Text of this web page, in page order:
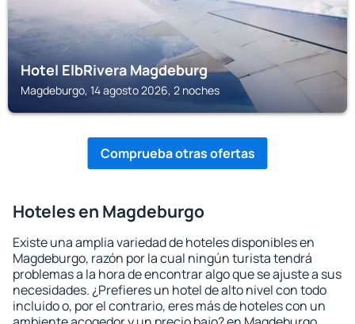
Hotel ElbRivera Magdeburg
Magdeburgo, 14 agosto 2026, 2 noches
Comprueba otras ofertas
Hoteles en Magdeburgo
Existe una amplia variedad de hoteles disponibles en
Magdeburgo, razón por la cual ningún turista tendrá
problemas a la hora de encontrar algo que se ajuste a sus
necesidades. ¿Prefieres un hotel de alto nivel con todo
incluido o, por el contrario, eres más de hoteles con un